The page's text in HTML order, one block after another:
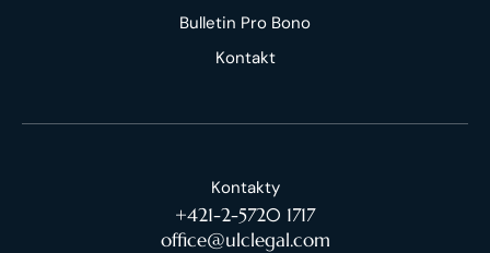
Bulletin Pro Bono
Kontakt
Kontakty
+421-2-5720 1717
office@ulclegal.com